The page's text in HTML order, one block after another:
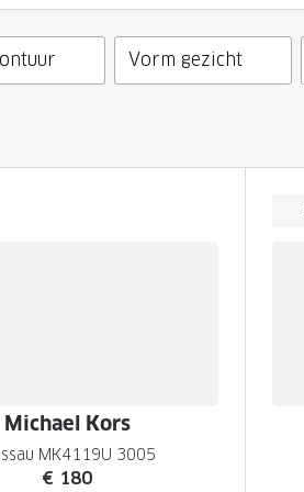
Vorm gezicht
Michael Kors
MK4119U 3005
€ 180